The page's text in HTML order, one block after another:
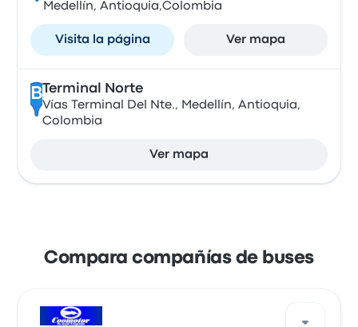
Medellín, Antioquia,Colombia
Visita la página Ver mapa
B Terminal Norte
Vías Terminal Del Nte., Medellín, Antioquia,
Colombia
Ver mapa
Compara compañías de buses